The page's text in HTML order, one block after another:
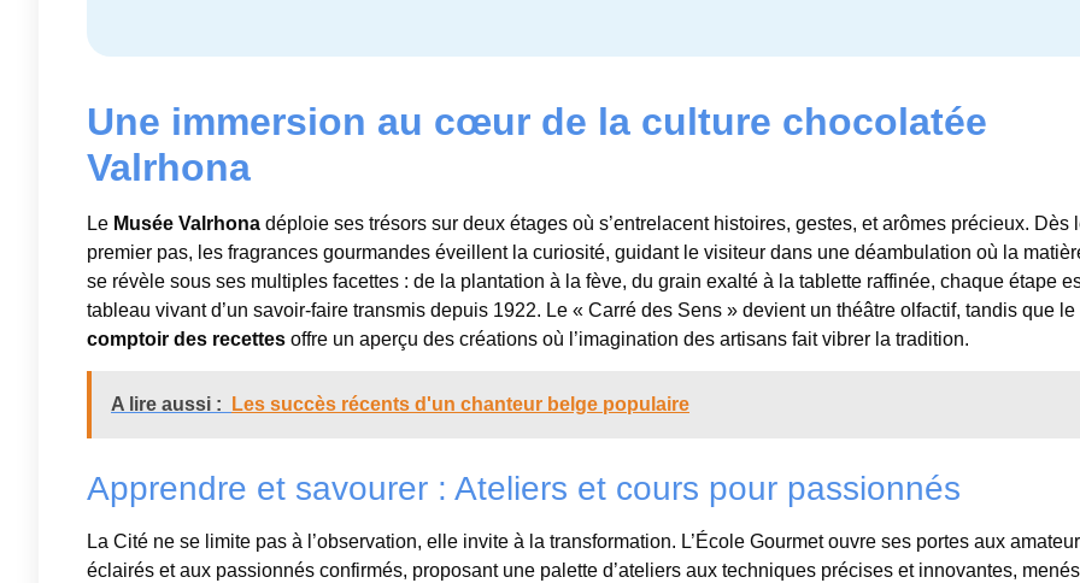
Une immersion au cœur de la culture chocolatée
Valrhona
Le Musée Valrhona déploie ses trésors sur deux étages où s’entrelacent histoires, gestes, et arômes précieux. Dès
premier pas, les fragrances gourmandes éveillent la curiosité, guidant le visiteur dans une déambulation où la
se révèle sous ses multiples facettes : de la plantation à la fève, du grain exalté à la tablette raffinée, chaque étape
tableau vivant d’un savoir-faire transmis depuis 1922. Le « Carré des Sens » devient un théâtre olfactif, tandis que le
comptoir des recettes offre un aperçu des créations où l’imagination des artisans fait vibrer la tradition.
A lire aussi : Les succès récents d'un chanteur belge populaire
Apprendre et savourer : Ateliers et cours pour passionnés
La Cité ne se limite pas à l’observation, elle invite à la transformation. L’École Gourmet ouvre ses portes aux
éclairés et aux passionnés confirmés, proposant une palette d’ateliers aux techniques précises et innovantes,